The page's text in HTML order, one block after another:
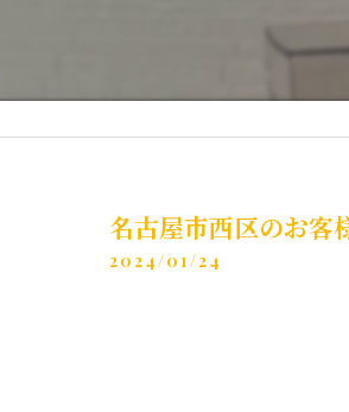
名古屋市西区のお客
2024/01/24